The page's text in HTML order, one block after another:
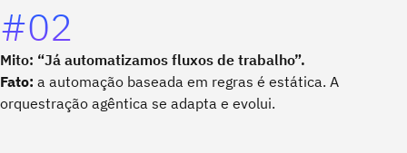
#02
Mito: “Já automatizamos fluxos de trabalho”.
Fato: a automação baseada em regras é estática. A
orquestração agêntica se adapta e evolui.